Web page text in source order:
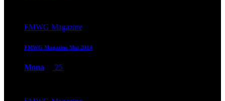
FMWG Magazine
FMWG Magazine Mai 2014
Mona 25